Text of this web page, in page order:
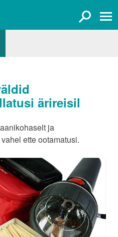
ärireisil
ja
ette ootamatusi.